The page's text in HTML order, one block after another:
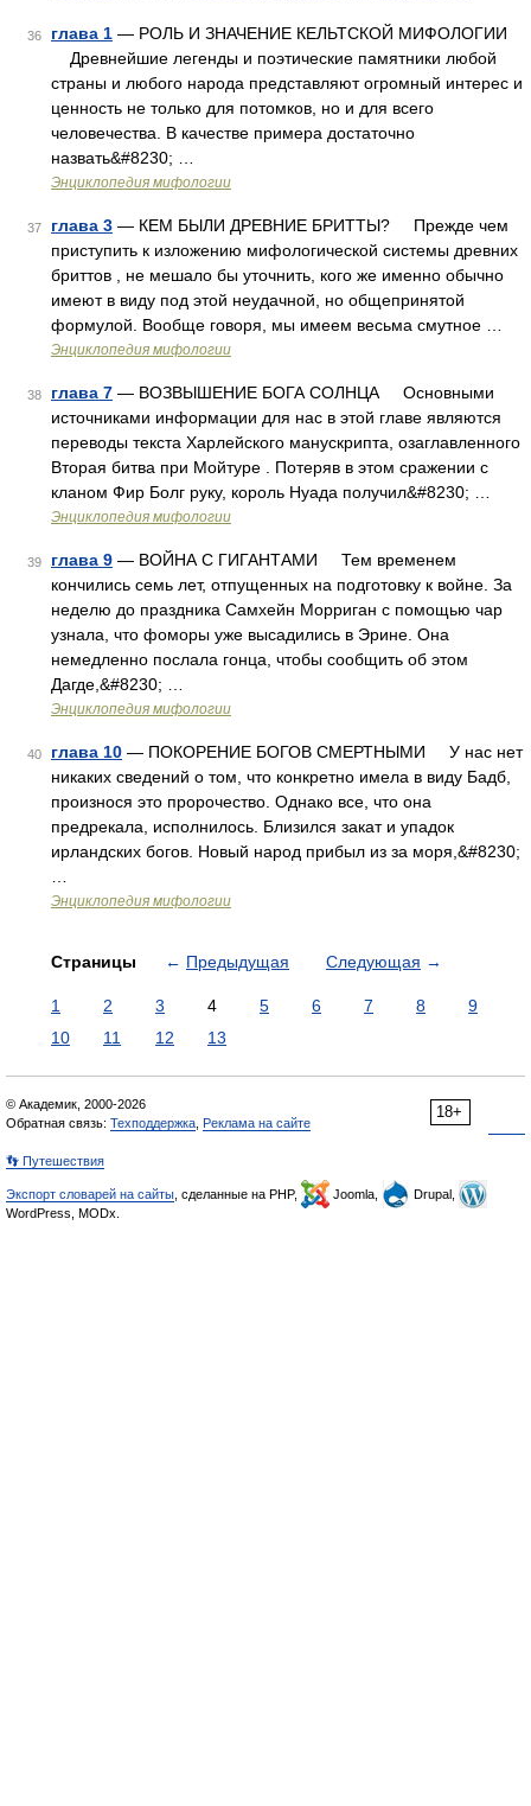
36 глава 1 — РОЛЬ И ЗНАЧЕНИЕ КЕЛЬТСКОЙ МИФОЛОГИИ
Древнейшие легенды и поэтические памятники любой
страны и любого народа представляют огромный интерес и
ценность не только для потомков, но и для всего
человечества. В качестве примера достаточно
назвать&#8230; …
Энциклопедия мифологии
37 глава 3 — КЕМ БЫЛИ ДРЕВНИЕ БРИТТЫ? Прежде чем
приступить к изложению мифологической системы древних
бриттов , не мешало бы уточнить, кого же именно обычно
имеют в виду под этой неудачной, но общепринятой
формулой. Вообще говоря, мы имеем весьма смутное …
Энциклопедия мифологии
38 глава 7 — ВОЗВЫШЕНИЕ БОГА СОЛНЦА Основными
источниками информации для нас в этой главе являются
переводы текста Харлейского манускрипта, озаглавленного
Вторая битва при Мойтуре . Потеряв в этом сражении с
кланом Фир Болг руку, король Нуада получил&#8230; …
Энциклопедия мифологии
39 глава 9 — ВОЙНА С ГИГАНТАМИ Тем временем
кончились семь лет, отпущенных на подготовку к войне. За
неделю до праздника Самхейн Морриган с помощью чар
узнала, что фоморы уже высадились в Эрине. Она
немедленно послала гонца, чтобы сообщить об этом
Дагде,&#8230; …
Энциклопедия мифологии
40 глава 10 — ПОКОРЕНИЕ БОГОВ СМЕРТНЫМИ У нас нет
никаких сведений о том, что конкретно имела в виду Бадб,
произнося это пророчество. Однако все, что она
предрекала, исполнилось. Близился закат и упадок
ирландских богов. Новый народ прибыл из за моря,&#8230;
Энциклопедия мифологии
Страницы ← Предыдущая Следующая →
1 2 3 4 5 6 7 8
9
10
11 12 13
18+
© Академик, 2000-2026
Обратная связь: Техподдержка Реклама на сайте
👣 Путешествия
Экспорт словарей на сайты , сделанные на PHP, Joomla,
Drupal,
WordPress, MODx.